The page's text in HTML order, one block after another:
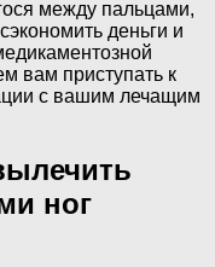
между пальцами,
деньги и
вам приступать к
с вашим лечащим
ног